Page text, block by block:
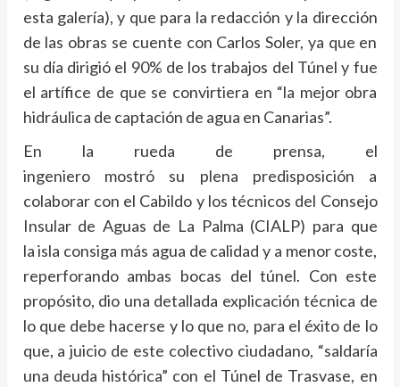
esta galería), y que para la redacción y la dirección
de las obras se cuente con Carlos Soler, ya que en
su día dirigió el 90% de los trabajos del Túnel y fue
el artífice de que se convirtiera en “la mejor obra
hidráulica de captación de agua en Canarias”.
En la rueda de prensa, el
ingeniero mostró su plena predisposición a
colaborar con el Cabildo y los técnicos del Consejo
Insular de Aguas de La Palma (CIALP) para que
la isla consiga más agua de calidad y a menor coste,
reperforando ambas bocas del túnel. Con este
propósito, dio una detallada explicación técnica de
lo que debe hacerse y lo que no, para el éxito de lo
que, a juicio de este colectivo ciudadano, “saldaría
una deuda histórica” con el Túnel de Trasvase, en